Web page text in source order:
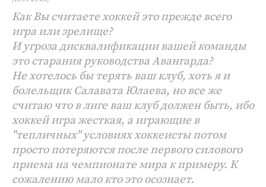
Как Вы считаете хоккей это прежде всего
игра или зрелище?
И угроза дисквалификации вашей команды
это старания руководства Авангарда?
Не хотелось бы терять ваш клуб, хоть я и
болельщик Салавата Юлаева, но все же
считаю что в лиге ваш клуб должен быть, ибо
хоккей игра жесткая, а играющие в
"тепличных" условиях хоккеисты потом
просто потеряются после первого силового
приема на чемпионате мира к примеру. К
сожалению мало кто это осознает.